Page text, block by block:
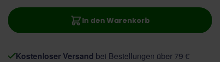
In den Warenkorb
Kostenloser Versand bei Bestellungen über 79 €